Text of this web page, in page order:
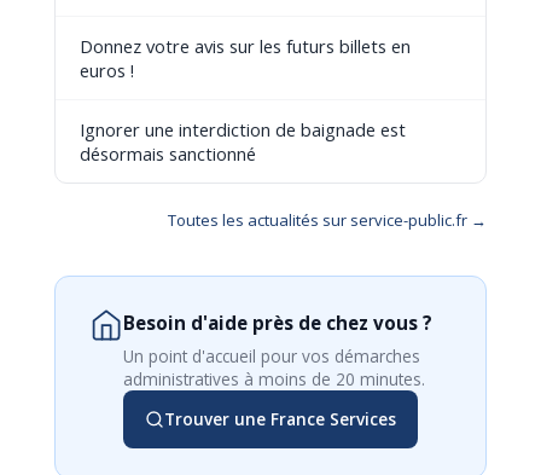
Donnez votre avis sur les futurs billets en
euros !
Ignorer une interdiction de baignade est
désormais sanctionné
Toutes les actualités sur service-public.fr →
Besoin d'aide près de chez vous ?
Un point d'accueil pour vos démarches
administratives à moins de 20 minutes.
Trouver une France Services